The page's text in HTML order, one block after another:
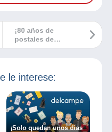
¡80 años de
postales de
parejas!
le interese:
¡Solo quedan unos días